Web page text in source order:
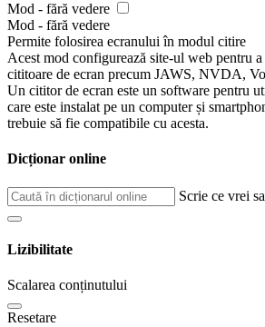
Mod - fără vedere
Mod - fără vedere
Permite folosirea ecranului în modul citire
Acest mod configurează site-ul web pentru
cititoare de ecran precum JAWS, NVDA,
Un cititor de ecran este un software pentru
care este instalat pe un computer și
trebuie să fie compatibile cu acesta.
Dicționar online
Scrie ce vrei
Lizibilitate
Scalarea conținutului
Resetare